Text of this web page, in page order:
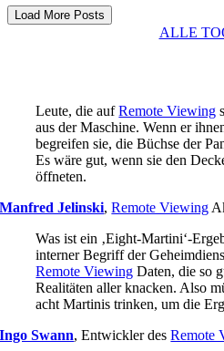
Load More Posts
ALLE
Leute, die aufRemote Viewing
aus der Maschine. Wenn er
begreifen sie, die Büchse der
Es wäre gut, wenn sie den
öffneten.
Manfred Jelinski,Remote Viewing
Was ist ein ‚Eight-Martini‘-
interner Begriff der
Remote Viewing Daten, die so
Realitäten aller knacken. Also
acht Martinis trinken, um die
Ingo Swann,Entwickler desRemote